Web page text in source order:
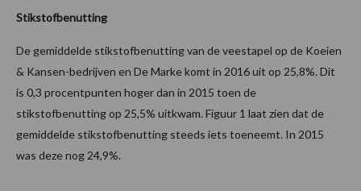
Stikstofbenutting
De gemiddelde stikstofbenutting van de veestapel op de Koeien
& Kansen-bedrijven en De Marke komt in 2016 uit op 25,8%. Dit
is 0,3 procentpunten hoger dan in 2015 toen de
stikstofbenutting op 25,5% uitkwam. Figuur 1 laat zien dat de
gemiddelde stikstofbenutting steeds iets toeneemt. In 2015
was deze nog 24,9%.